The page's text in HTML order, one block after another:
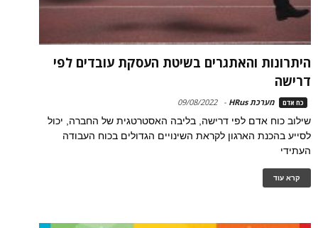
היתרונות והאתגרים בשיטת העסקת עובדים לפי
דרישה
כח אדם מערכת HRus -
09/08/2022
שילוב כוח אדם לפי דרישה, בליבה האסטרטגית של החברה, יכול
לסייע בהכנת הארגון לקראת השינויים הגדולים בכוח העבודה
העתידי
קרא עוד